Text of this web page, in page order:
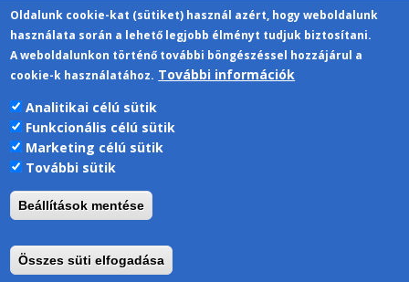
Kapcsolat
Pécsi Tudományegyetem | Kancellária |
Informatikai Igazgatóság 2019.
Oldalunk cookie-kat (sütiket) használ azért, hogy weboldalunk
használata során a lehető legjobb élményt tudjuk biztosítani.
A weboldalunkon történő további böngészéssel hozzájárul a
cookie-k használatához. További információk
Analitikai célú sütik
Funkcionális célú sütik
Marketing célú sütik
További sütik
Beállítások mentése
Összes süti elfogadása